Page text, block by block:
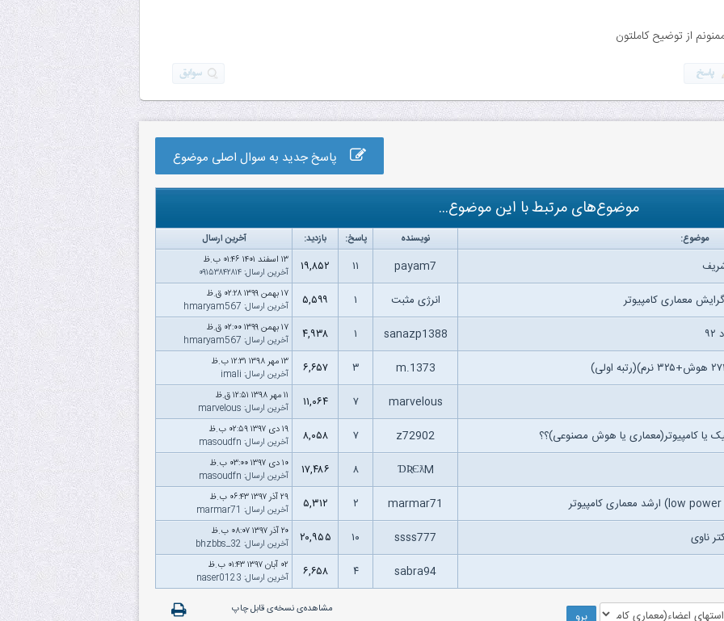
از توضیح کاملتون
پاسخ جدید به سوال اصلی موضوع
موضوع‌های مرتبط با این موضوع...
موضوع: نویسنده پاسخ: بازدید: آخرین ارسال
payam7 ۱۱ ۱۹,۸۵۲
۱۳ اسفند ۱۴۰۱ ۰۱:۴۶ ب.ظ
آخرین ارسال:۰۹۱۵۳۸۴۲۸۱۴
انرژی مثبت ۱ ۵,۵۹۹
۱۷ بهمن ۱۳۹۹ ۰۲:۲۸ ق.ظ
آخرین ارسال:
hmaryam567
sanazp1388 ۱ ۴,۹۳۸
۱۷ بهمن ۱۳۹۹ ۰۲:۰۰ ق.ظ
آخرین ارسال:
hmaryam567
m.1373 ۳ ۶,۶۵۷
۱۳ مهر ۱۳۹۸ ۱۲:۳۱ ب.ظ
آخرین ارسال:
imali
marvelous ۷ ۱۱,۰۶۴
۱۱ مهر ۱۳۹۸ ۱۲:۵۱ ق.ظ
آخرین ارسال:
marvelous
یا کامپیوتر(معماری یا هوش مصنوعی)؟؟ z72902 ۷ ۸,۰۵۸
۱۹ دى ۱۳۹۷ ۰۲:۵۹ ب.ظ
آخرین ارسال:
masoudfn
ƊƦЄƛM ۸ ۱۷,۴۸۶
۱۰ دى ۱۳۹۷ ۰۳:۰۰ ب.ظ
آخرین ارسال:
masoudfn
marmar71 ۲ ۵,۳۱۲
۲۹ آذر ۱۳۹۷ ۰۶:۴۳ ب.ظ
آخرین ارسال:
marmar71
ناوی ssss777 ۱۰ ۲۰,۹۵۵
۲۰ آذر ۱۳۹۷ ۰۸:۰۷ ب.ظ
آخرین ارسال:
bhzbbs_32
sabra94 ۴ ۶,۶۵۸
۰۲ آبان ۱۳۹۷ ۰۱:۴۳ ب.ظ
آخرین ارسال:
naser0123
مشاهده‌ی نسخه‌ی قابل چاپ